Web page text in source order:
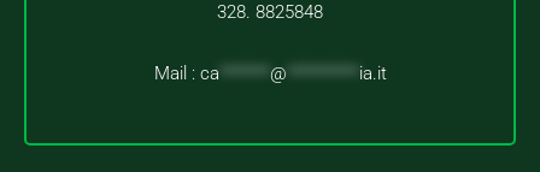
328. 8825848
Mail : ca @ ia.it